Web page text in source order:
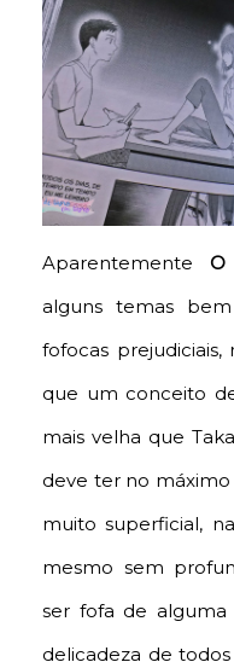
AparentementeO
alguns temas
fofocas prejudiciais,
que um conceito
mais velha que
deve ter no máximo
muito superficial,
mesmo sem
ser fofa de
delicadeza de